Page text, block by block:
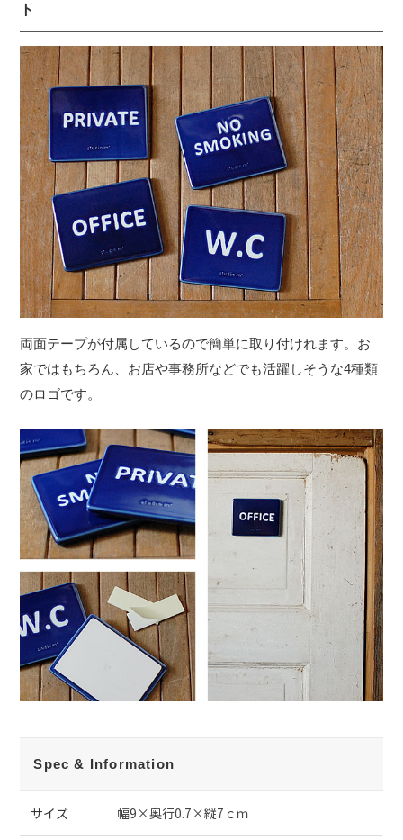
ト
両面テープが付属しているので簡単に取り付けれます。お
家ではもちろん、お店や事務所などでも活躍しそうな4種類
のロゴです。
Spec & Information
サイズ 幅9×奥行0.7×縦7ｃｍ